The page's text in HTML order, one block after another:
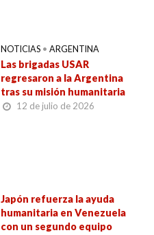
NOTICIAS • ARGENTINA
Las brigadas USAR
regresaron a la Argentina
tras su misión humanitaria
12 de julio de 2026
Japón refuerza la ayuda
humanitaria en Venezuela
con un segundo equipo